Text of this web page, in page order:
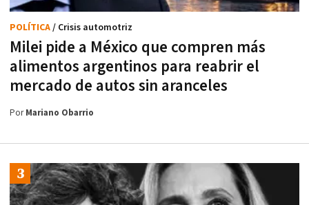
Milei pide a México que compren más
alimentos argentinos para reabrir el
mercado de autos sin aranceles
POLÍTICA/ Crisis automotriz
PorMariano Obarrio